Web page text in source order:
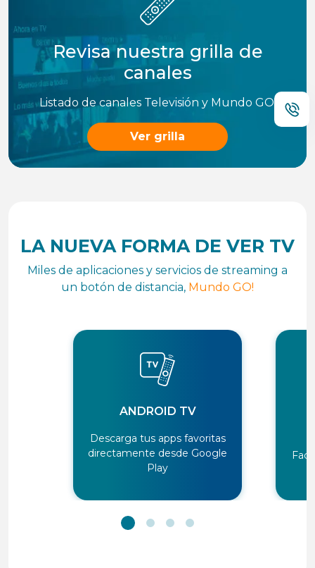
Revisa nuestra grilla de
canales
Listado de canales Televisión y Mundo GO!
Ver grilla
LA NUEVA FORMA DE VER TV
Miles de aplicaciones y servicios de streaming a
un botón de distancia, Mundo GO!
ANDROID TV
Descarga tus apps favoritas
directamente desde Google
Play